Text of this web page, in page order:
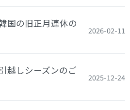
国の旧正月連休の
2026-02-11
越しシーズンのご
2025-12-24